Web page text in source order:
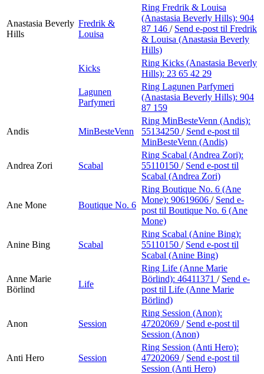
Anastasia Beverly
Hills
Fredrik &
Louisa
Ring Fredrik & Louisa
(Anastasia Beverly Hills): 904
87 146 / Send e-post til Fredrik
& Louisa (Anastasia Beverly
Hills)
Kicks
Ring Kicks (Anastasia Beverly
Hills): 23 65 42 29
Lagunen
Parfymeri
Ring Lagunen Parfymeri
(Anastasia Beverly Hills): 904
87 159
Andis MinBesteVenn
Ring MinBesteVenn (Andis):
55134250 / Send e-post til
MinBesteVenn (Andis)
Andrea Zori Scabal
Ring Scabal (Andrea Zori):
55110150 / Send e-post til
Scabal (Andrea Zori)
Ane Mone Boutique No. 6
Ring Boutique No. 6 (Ane
Mone): 90619606 / Send e-
post til Boutique No. 6 (Ane
Mone)
Anine Bing Scabal
Ring Scabal (Anine Bing):
55110150 / Send e-post til
Scabal (Anine Bing)
Anne Marie
Börlind
Life
Ring Life (Anne Marie
Börlind): 46411371 / Send e-
post til Life (Anne Marie
Börlind)
Anon Session
Ring Session (Anon):
47202069 / Send e-post til
Session (Anon)
Anti Hero Session
Ring Session (Anti Hero):
47202069 / Send e-post til
Session (Anti Hero)